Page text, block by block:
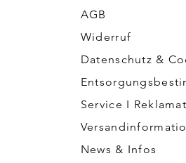
​AGB
Widerruf
Datenschutz &
Service I
News & Infos